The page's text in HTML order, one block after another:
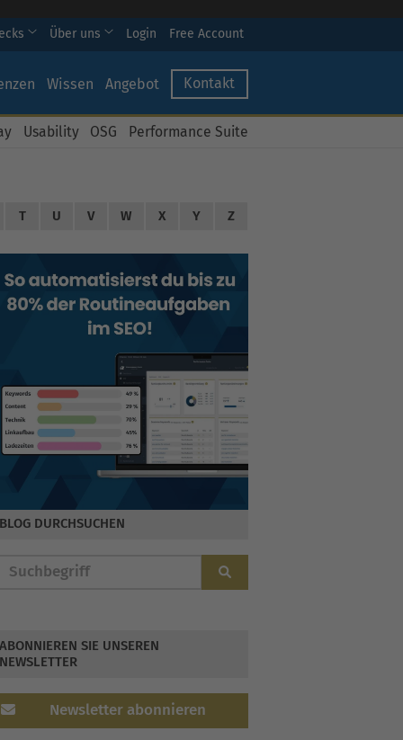
Über uns Login Free Account
Wissen Angebot Kontakt
Usability OSG Performance Suite
T U V W X Y Z
BLOG DURCHSUCHEN
ABONNIEREN SIE UNSEREN
NEWSLETTER
Newsletter abonnieren